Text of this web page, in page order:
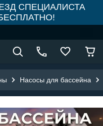
СПЕЦИАЛИСТА
Насосы для бассейна